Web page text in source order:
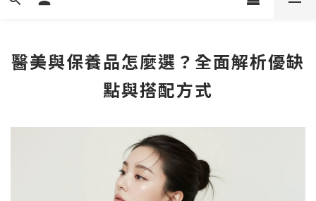
官網新會員首購享$300購物金！（註冊180天内有效，
醫美與保養品怎麼選？全面解析優缺
點與搭配方式